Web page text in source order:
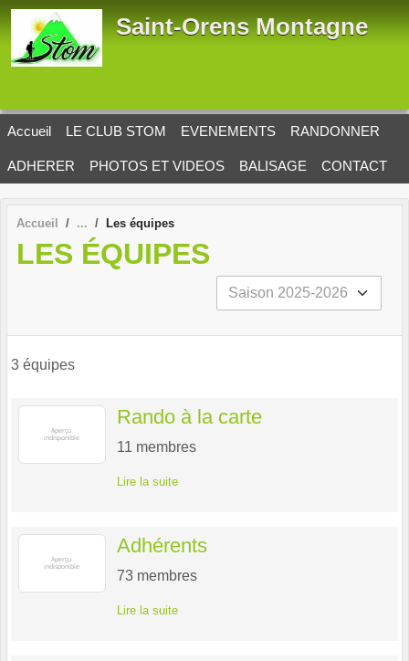
Saint-Orens Montagne
Accueil LE CLUB STOM EVENEMENTS RANDONNER
ADHERER PHOTOS ET VIDEOS BALISAGE CONTACT
Accueil Les équipes
LES ÉQUIPES
3 équipes
Rando à la carte
11 membres
Lire la suite
Adhérents
73 membres
Lire la suite
Panneau de gestion des cookies